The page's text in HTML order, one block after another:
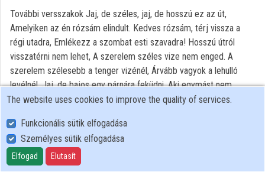
További versszakok Jaj, de széles, jaj, de hosszú ez az út,
Amelyiken az én rózsám elindult. Kedves rózsám, térj vissza a
régi utadra, Emlékezz a szombat esti szavadra! Hosszú útról
visszatérni nem lehet, A szerelem széles vize nem enged. A
szerelem szélesebb a tenger vizénél, Árvább vagyok a lehulló
levélnél. Jaj, de bajos egy párnára feküdni, Aki egymást nem
igazán szereti. A párnának a két széle, jaj, de elszakad, A közepe
közül az ibolyát kiszedni. Én kiszedtem, megszúrta a gyönge
kezemet, Kit szerettem, az az enyém nem lehet.
The website uses cookies to improve the quality of services.
Funkcionális sütik elfogadása
Személyes sütik elfogadása
Elfogad Elutasít